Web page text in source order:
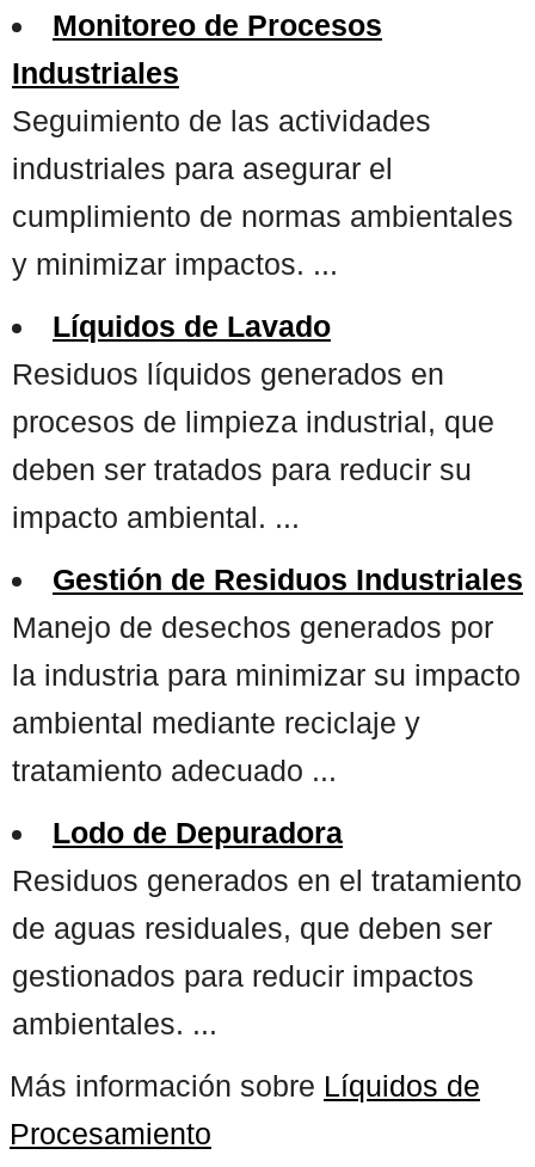
Monitoreo de Procesos
Industriales
Seguimiento de las actividades
industriales para asegurar el
cumplimiento de normas ambientales
y minimizar impactos. ...
Líquidos de Lavado
Residuos líquidos generados en
procesos de limpieza industrial, que
deben ser tratados para reducir su
impacto ambiental. ...
Gestión de Residuos Industriales
Manejo de desechos generados por
la industria para minimizar su impacto
ambiental mediante reciclaje y
tratamiento adecuado ...
Lodo de Depuradora
Residuos generados en el tratamiento
de aguas residuales, que deben ser
gestionados para reducir impactos
ambientales. ...
Más información sobre Líquidos de
Procesamiento